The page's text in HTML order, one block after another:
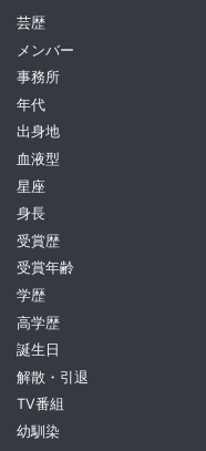
芸歴
メンバー
事務所
年代
出身地
血液型
星座
身長
受賞歴
受賞年齢
学歴
高学歴
誕生日
解散・引退
TV番組
幼馴染